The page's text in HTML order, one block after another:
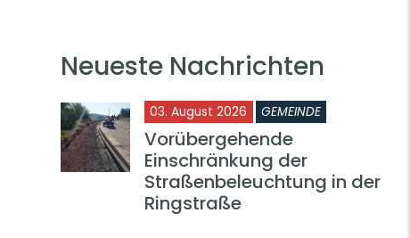
Neueste Nachrichten
03. August 2026 GEMEINDE
Vorübergehende
Einschränkung der
Straßenbeleuchtung in der
Ringstraße